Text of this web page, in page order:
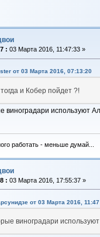
: 03 Марта 2016, 11:47:33 »
от 03 Марта 2016, 07:13:20
и Кобер пойдет ?!
виноградари используют
работать - меньше думай...
: 03 Марта 2016, 17:55:37 »
от 03 Марта 2016,
виноградари